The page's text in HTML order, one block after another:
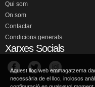
Qui som
On som
Contactar
Condicions generals
Xarxes Socials
Aquest lloc web emmagatzema
necessària de el lloc, inclosos